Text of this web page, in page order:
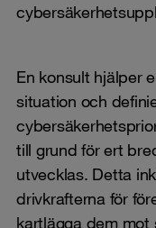
En konsult hjälper
situation och
till grund för ert
utvecklas. Detta
drivkrafterna för
kartlägga dem mot